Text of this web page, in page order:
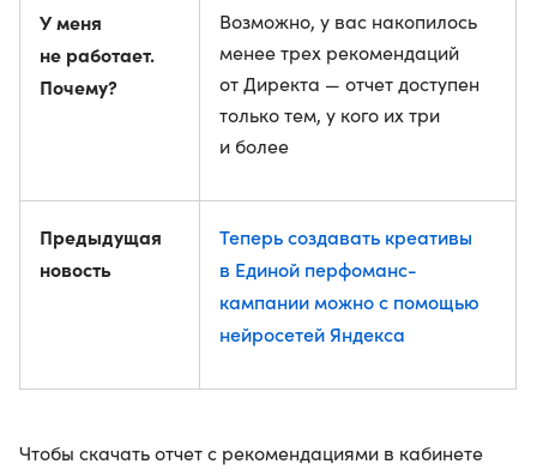
У меня
не работает.
Почему?
Возможно, у вас накопилось
менее трех рекомендаций
от Директа — отчет доступен
только тем, у кого их три
и более
Предыдущая
новость
Теперь создавать креативы
в Единой перфоманс-
кампании можно с помощью
нейросетей Яндекса
Чтобы скачать отчет с рекомендациями в кабинете